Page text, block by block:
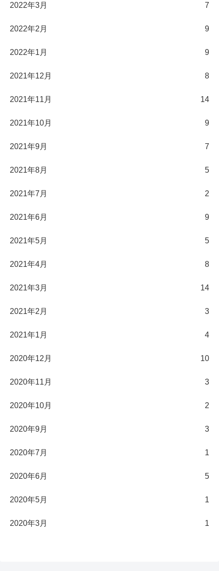
2022年3月 7
2022年2月 9
2022年1月 9
2021年12月 8
2021年11月 14
2021年10月 9
2021年9月 7
2021年8月 5
2021年7月 2
2021年6月 9
2021年5月 5
2021年4月 8
2021年3月 14
2021年2月 3
2021年1月 4
2020年12月 10
2020年11月 3
2020年10月 2
2020年9月 3
2020年7月 1
2020年6月 5
2020年5月 1
2020年3月 1